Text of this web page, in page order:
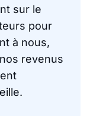
sur le
pour
à nous,
revenus